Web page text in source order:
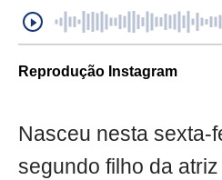
Reprodução Instagram
Nasceu nesta sexta-
segundo filho da